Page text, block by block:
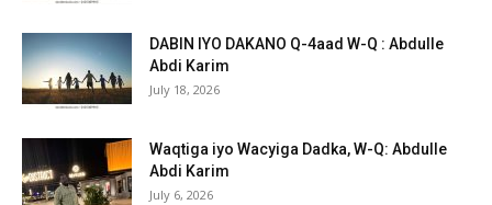
DABIN IYO DAKANO Q-4aad W-Q : Abdulle
Abdi Karim
July 18, 2026
Waqtiga iyo Wacyiga Dadka, W-Q: Abdulle
Abdi Karim
July 6, 2026